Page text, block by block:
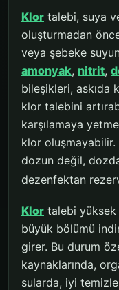
Klor talebi, suya
oluşturmadan
veya şebeke
amonyak, nitrit,
bileşikleri, askıda
klor talebini
karşılamaya
klor oluşmayabilir.
dozun değil,
dezenfektan
Klor talebi
büyük bölümü
girer. Bu durum
kaynaklarında,
sularda, iyi